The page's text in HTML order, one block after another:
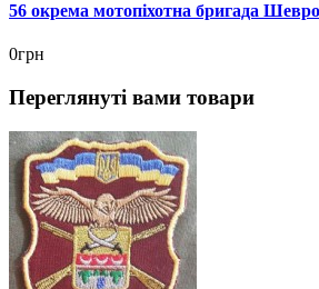
56 окрема мотопіхотна бригада
0грн
Переглянуті вами товари